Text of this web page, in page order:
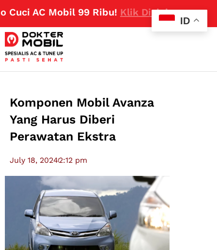
AC Mobil 99 Ribu!Klik Disini
Komponen Mobil Avanza
Yang Harus Diberi
Perawatan Ekstra
July 18, 20242:12 pm
ID